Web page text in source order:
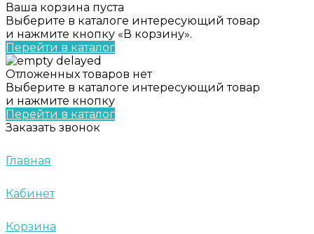
Ваша корзина пуста
Выберите в каталоге интересующий товар
и нажмите кнопку «В корзину».
Перейти в каталог
Отложенных товаров нет
Выберите в каталоге интересующий товар
и нажмите кнопку
Перейти в каталог
Заказать звонок
Главная
Кабинет
Корзина